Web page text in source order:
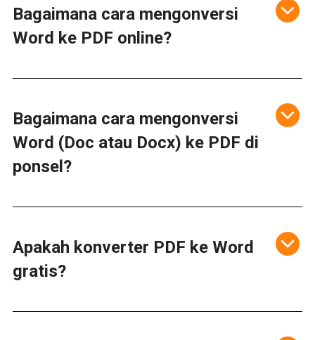
Bagaimana cara mengonversi
Word ke PDF online?
Bagaimana cara mengonversi
Word (Doc atau Docx) ke PDF di
ponsel?
Apakah konverter PDF ke Word
gratis?